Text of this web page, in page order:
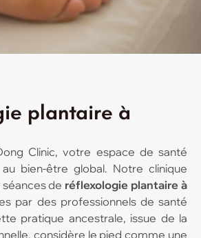
plantaire à
Clinic, votre espace de santé
bien-être global. Notre clinique
de réflexologie plantaire à
par des professionnels de santé
pratique ancestrale, issue de la
considère le pied comme une